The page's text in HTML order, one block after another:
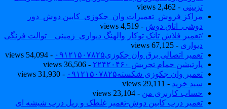
تزیینی- 2,462 views
مراکز فروش_تعمیرات وان_جکوزی_کابین دوش_دور
دوشی_اتاق دوش- 4,519 views
/تعمیر فلاش تانک توکار والهنگ دیواری_زمینی _ توالت فرنگی
دیواری - 67,125 views
تعمیر اتصالی برق وان جکوزی۰۹۱۲۱۵۰۷۸۲۵
- 54,094 views
پارتیشن حمام تجریش ۲۲۴۲۰۴۶۰
- 36,506 views
تعمیر وان جکوزی شکسته۰۹۱۲۱۵۰۷۸۲۵
- 31,930 views
سبد خرید - 29,111 views
حساب کاربری من- 23,104 views
تعمیر درب کابین دوش-تعمیر غلطک و ریل درب شیشه ای